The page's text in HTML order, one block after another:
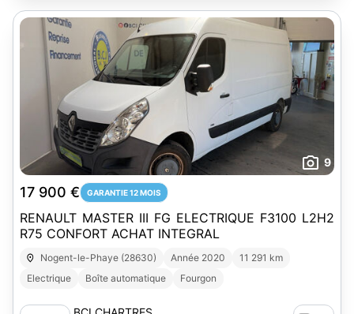
9
17 900 € GARANTIE 12 MOIS
RENAULT MASTER III FG ELECTRIQUE F3100 L2H2
R75 CONFORT ACHAT INTEGRAL
Nogent-le-Phaye (28630) Année 2020
11 291 km
Electrique
Boîte automatique Fourgon